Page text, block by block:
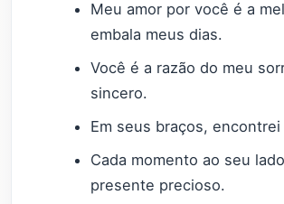
Meu amor por você é a
embala meus dias.
Você é a razão do meu
sincero.
Em seus braços, encontrei
Cada momento ao seu
presente precioso.